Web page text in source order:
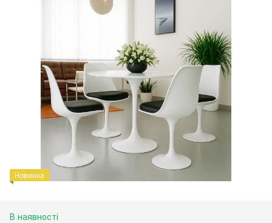
Новинка
В наявності